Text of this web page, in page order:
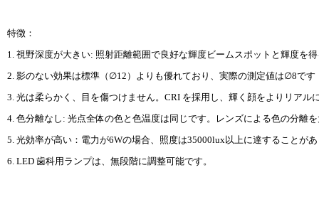
特徴：
1. 視野深度が大きい: 照射距離範囲で良好な輝度ビームスポットと輝度を
2. 影のない効果は標準（∅12）よりも優れており、実際の測定値は∅8です
3. 光は柔らかく、目を傷つけません。CRI を採用し、輝く顔をよりリアル
4. 色分離なし: 光点全体の色と色温度は同じです。レンズによる色の分離
5. 光効率が高い：電力が6Wの場合、照度は35000lux以上に達することが
6. LED 歯科用ランプは、無段階に調整可能です。